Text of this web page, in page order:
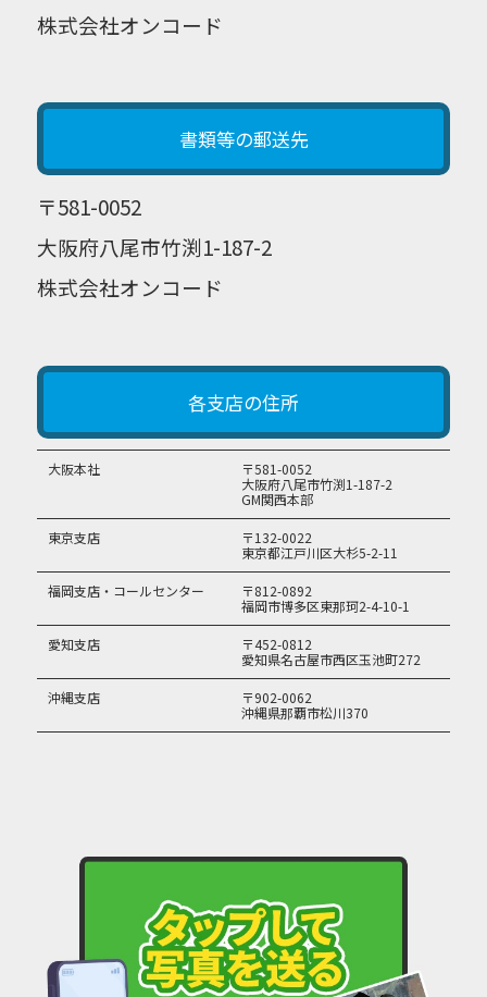
株式会社オンコード
書類等の郵送先
〒581-0052
大阪府八尾市竹渕1-187-2
株式会社オンコード
各支店の住所
大阪本社
〒581-0052
大阪府八尾市竹渕1-187-2
GM関西本部
東京支店
〒132-0022
東京都江戸川区大杉5-2-11
福岡支店・コールセンター
〒812-0892
福岡市博多区東那珂2-4-10-1
愛知支店
〒452-0812
愛知県名古屋市西区玉池町272
沖縄支店
〒902-0062
沖縄県那覇市松川370